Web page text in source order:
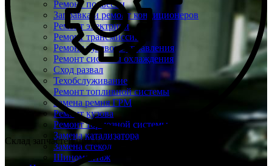
Ремонт подвески
Заправка и ремонт кондиционеров
Ремонт электрики
Ремонт трансмиссии
Ремонт рулевого управления
Ремонт системы охлаждения
Сход развал
Техобслуживание
Ремонт топливной системы
Замена ремня ГРМ
Ремонт кузова
Ремонт тормозной системы
Замена катализатора
Замена стекол
Шиномонтаж
Склад запчастей при каждом техцентре